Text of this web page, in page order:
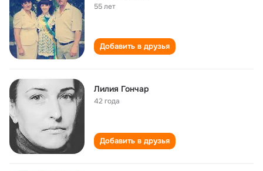
55 лет
Добавить в друзья
Лилия Гончар
42 года
Добавить в друзья